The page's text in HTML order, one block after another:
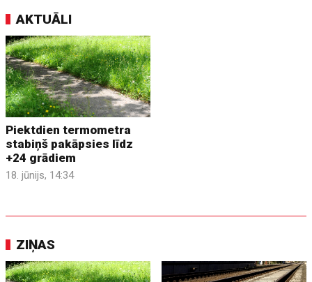
AKTUĀLI
Piektdien termometra
stabiņš pakāpsies līdz
+24 grādiem
18. jūnijs, 14:34
ZIŅAS